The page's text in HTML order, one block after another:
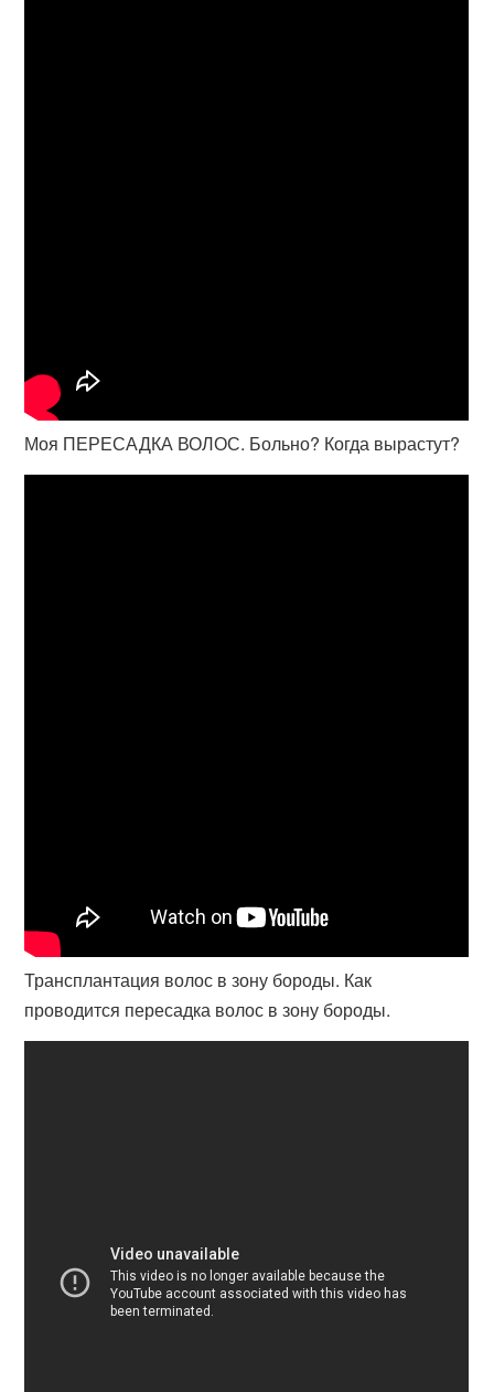
Моя ПЕРЕСАДКА ВОЛОС. Больно? Когда вырастут?
Трансплантация волос в зону бороды. Как
проводится пересадка волос в зону бороды.